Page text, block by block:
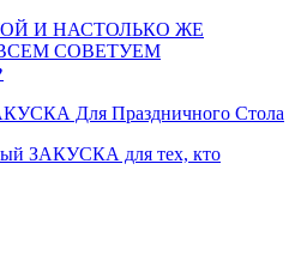
И НАСТОЛЬКО ЖЕ
СОВЕТУЕМ
Для Праздничного Стола
ЗАКУСКА для тех, кто